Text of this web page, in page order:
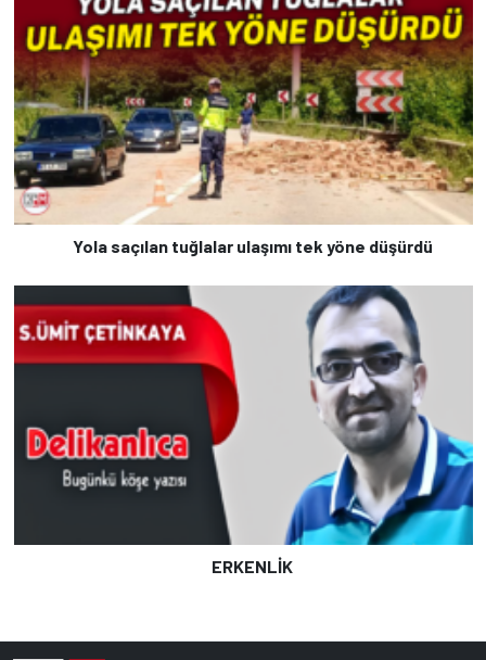
Yola saçılan tuğlalar ulaşımı tek yöne düşürdü
ERKENLİK